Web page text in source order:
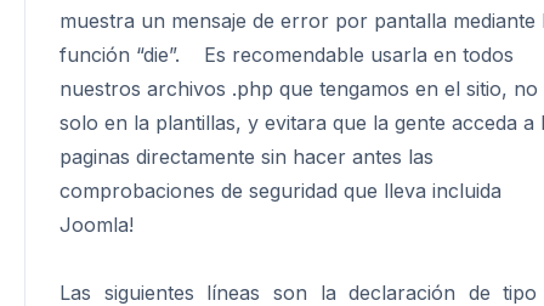
muestra un mensaje de error por pantalla mediante
función “die”. Es recomendable usarla en todos
nuestros archivos .php que tengamos en el sitio, no
solo en la plantillas, y evitara que la gente acceda a
paginas directamente sin hacer antes las
comprobaciones de seguridad que lleva incluida
Joomla!
Las siguientes líneas son la declaración de